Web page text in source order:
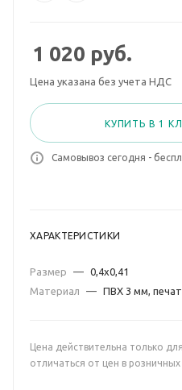
1 020 руб.
Цена указана без учета НДС
КУПИТЬ В 1
Самовывоз сегодня -
ХАРАКТЕРИСТИКИ
Размер — 0,4х0,41
Материал
— ПВХ 3 мм,
Цена действительна только
отличаться от цен в